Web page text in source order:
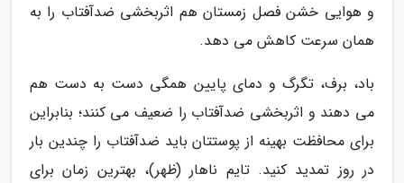
و هوایی خشن فصل زمستان هم اثربخشی ضدآفتاب را به
همان سرعت کاهش می دهد.
باد، برف، تگرگ و دمای پایین همگی دست به دست هم
می دهند و اثربخشی ضدآفتاب را ضعیف می کنند؛ بنابراین
برای محافظت بهینه از پوستتان باید ضدآفتاب را چندین بار
در روز تمدید کنید. تایم ناهار (ظهر)، بهترین زمان برای